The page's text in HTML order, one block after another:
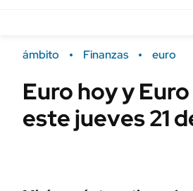
Campo
FINANZAS
ÁMBITO DEBATE
ámbito Finanzas euro
Euro hoy y
este jueves 21